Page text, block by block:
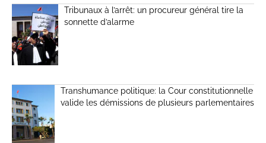
Tribunaux à l’arrêt: un procureur général tire la
sonnette d’alarme
Transhumance politique: la Cour constitutionnelle
valide les démissions de plusieurs parlementaires